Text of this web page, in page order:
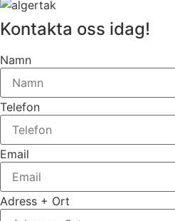
Kontakta oss idag!
Namn
Telefon
Email
Adress + Ort